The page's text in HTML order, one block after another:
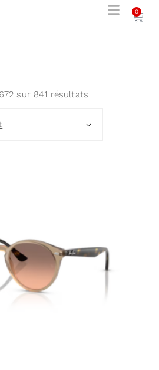
0
sur 841 résultats